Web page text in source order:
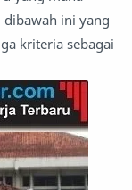
ini yang
kriteria sebagai